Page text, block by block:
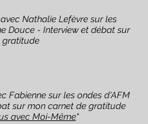
Nathalie Lefèvre sur les
Douce - Interview et débat sur
gratitude
Fabienne sur les ondes d'AFM
sur mon carnet de gratitude
avec Moi-Même"